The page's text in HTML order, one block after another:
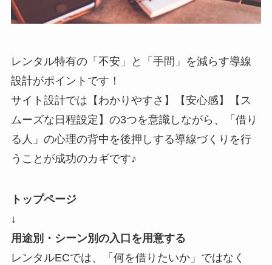
レンタル特有の「不安」と「手間」を減らす導線
設計がポイントです！
サイト設計では【わかりやすさ】【安心感】【ス
ムーズな日程設定】の3つを意識しながら、「借り
る人」の心理の背中を後押しする導線づくりを行
うことが成功のカギです♪
トップページ
↓
用途別・シーン別の入口を用意する
レンタルECでは、「何を借りたいか」ではなく